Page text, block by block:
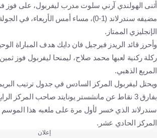
فلوريان فيرتز
إنجلترا هولندا فرنسا
أثنى الهولندي آرني سلوت مدرب ليفربول، على
الإنجليزي الممتاز.
وأحرز قائد الريدز فيرجيل فان دايك هدف المباراة
ركلة ركنية لعبها محمد صلاح، ليمنحا ليفربول فوز
المربع الذهبي.
بفارق 3 نقاط عن مانشستر يونايتد صاحب المركز
المركز الحادي عشر.
إعلان